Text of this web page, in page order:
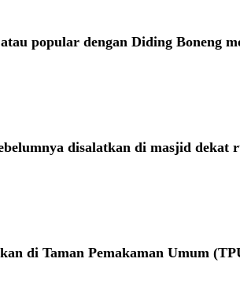
popular dengan Diding Boneng
disalatkan di masjid dekat
di Taman Pemakaman Umum